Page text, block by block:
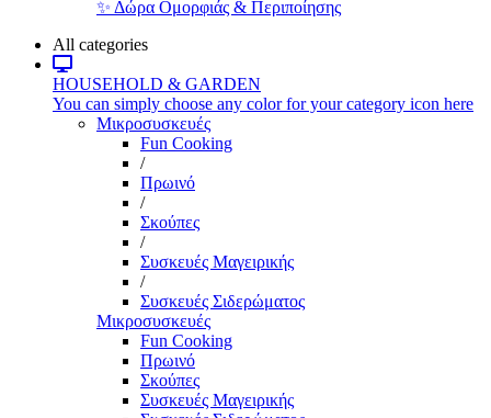
✨ Δώρα Ομορφιάς & Περιποίησης
All categories
HOUSEHOLD & GARDEN
You can simply choose any color for your category icon here
Μικροσυσκευές
Fun Cooking
/
Πρωινό
/
Σκούπες
/
Συσκευές Μαγειρικής
/
Συσκευές Σιδερώματος
Μικροσυσκευές
Fun Cooking
Πρωινό
Σκούπες
Συσκευές Μαγειρικής